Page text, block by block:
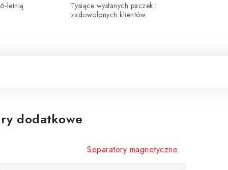
letnią
Tysiące wysłanych paczek i
zadowolonych klientów.
dodatkowe
Separatory magnetyczne